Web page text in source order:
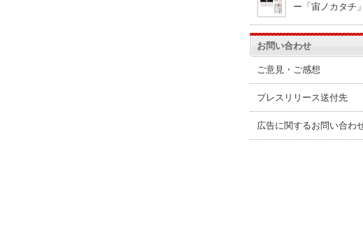
ー「宙ノカタチ
お問い合わせ
ご意見・ご感想
プレスリリース送付先
広告に関するお問い合わ